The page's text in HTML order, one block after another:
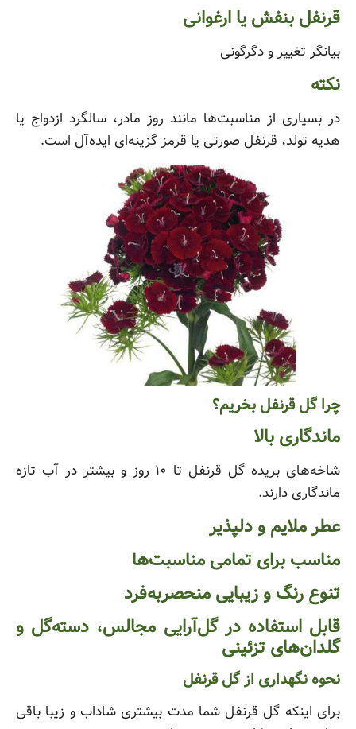
قرنفل بنفش یا ارغوانی
بیانگر تغییر و دگرگونی
نکته
در بسیاری از مناسبت‌ها مانند روز مادر، سالگرد ازدواج یا
هدیه تولد، قرنفل صورتی یا قرمز گزینه‌ای ایده‌آل است.
چرا گل قرنفل بخریم؟
ماندگاری بالا
شاخه‌های بریده گل قرنفل تا ۱۰ روز و بیشتر در آب تازه
ماندگاری دارند.
عطر ملایم و دلپذیر
مناسب برای تمامی مناسبت‌ها
تنوع رنگ و زیبایی منحصر‌به‌فرد
قابل استفاده در گل‌آرایی مجالس، دسته‌گل و
گلدان‌های تزئینی
نحوه نگهداری از گل قرنفل
برای اینکه گل قرنفل شما مدت بیشتری شاداب و زیبا باقی